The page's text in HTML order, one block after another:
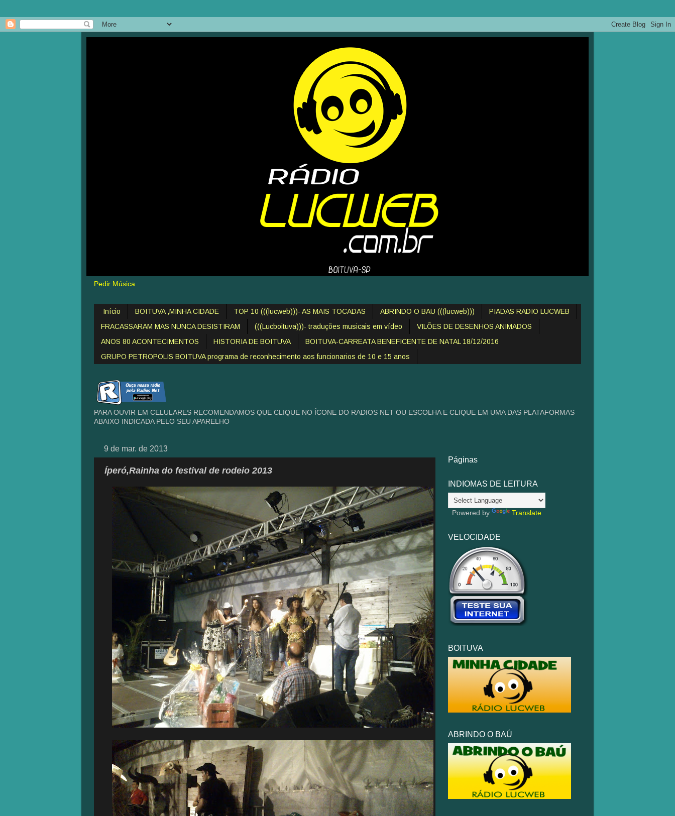
Pedir Música
Início BOITUVA ,MINHA CIDADE TOP 10 (((lucweb)))- AS MAIS TOCADAS ABRINDO O BAU (((lucweb)))
PIADAS RADIO LUCWEB
FRACASSARAM MAS NUNCA DESISTIRAM
(((Lucboituva)))- traduções musicais em vídeo
VILÕES DE DESENHOS ANIMADOS
ANOS 80 ACONTECIMENTOS
HISTORIA DE BOITUVA
BOITUVA-CARREATA BENEFICENTE DE NATAL 18/12/2016
GRUPO PETROPOLIS BOITUVA programa de reconhecimento aos funcionarios de 10 e 15 anos
PARA OUVIR EM CELULARES RECOMENDAMOS QUE CLIQUE NO ÍCONE DO RADIOS NET OU ESCOLHA E CLIQUE EM UMA DAS PLATAFORMAS
ABAIXO INDICADA PELO SEU APARELHO
9 de mar. de 2013
Íperó,Rainha do festival de rodeio 2013
Páginas
INDIOMAS DE LEITURA
Powered by Translate
VELOCIDADE
BOITUVA
ABRINDO O BAÚ